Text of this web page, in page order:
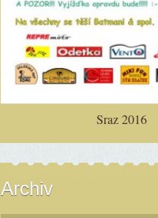
Sraz 2016
Archiv